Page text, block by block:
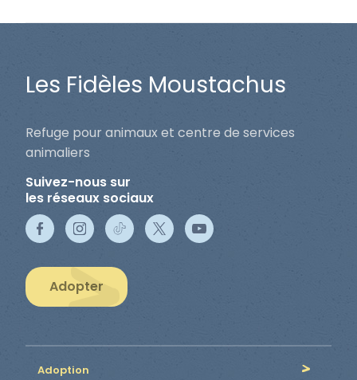
Les Fidèles Moustachus
Refuge pour animaux et centre de services
animaliers
Suivez-nous sur
les réseaux sociaux
Adopter
Adoption